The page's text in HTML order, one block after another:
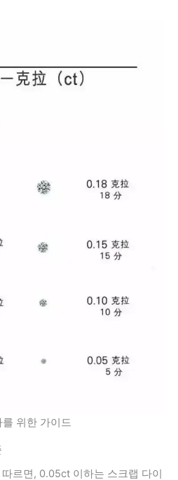
위한 가이드
르면, 0.05ct 이하는 스크랩 다이